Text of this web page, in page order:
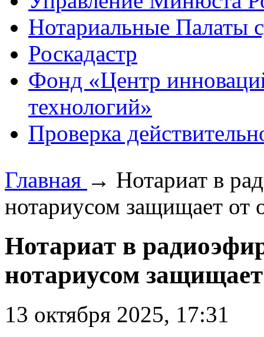
Нотариальные Палаты
Роскадастр
Фонд «Центр
технологий»
Проверка
Главная → Нотариат в
нотариусом защищает от
Нотариат в
нотариусом
13 октября 2025, 17:31